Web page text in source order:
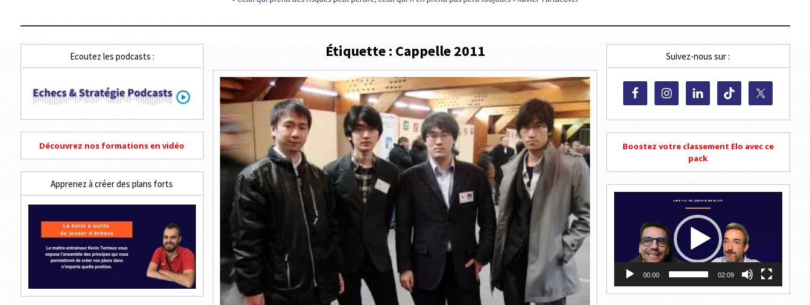
Étiquette : Cappelle 2011
Ecoutez les podcasts :
Découvrez nos formations en vidéo
Apprenez à créer des plans forts
Suivez-nous sur :
Boostez votre classement Elo avec ce
pack
00:00 02:09